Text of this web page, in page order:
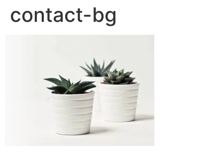
contact-bg